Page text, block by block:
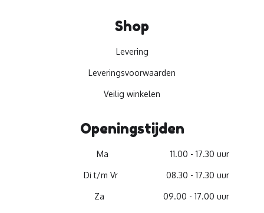
Shop
Levering
Leveringsvoorwaarden
Veilig winkelen
Openingstijden
Ma 11.00 - 17.30 uur
Di t/m Vr 08.30 - 17.30 uur
Za 09.00 - 17.00 uur